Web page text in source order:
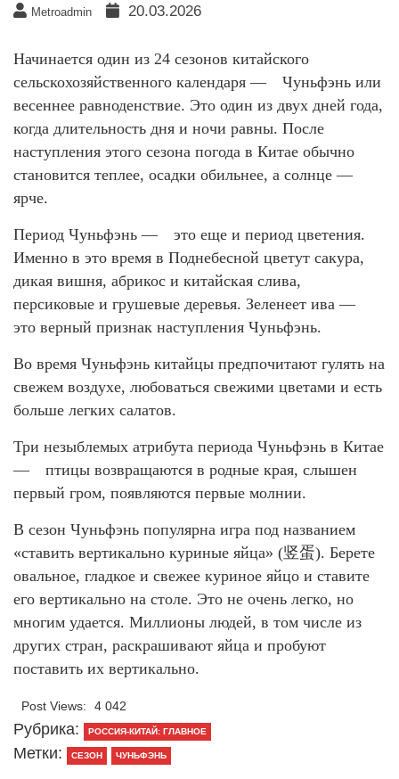
Metroadmin 20.03.2026
Начинается один из 24 сезонов китайского
сельскохозяйственного календаря — Чуньфэнь или
весеннее равноденствие. Это один из двух дней года,
когда длительность дня и ночи равны. После
наступления этого сезона погода в Китае обычно
становится теплее, осадки обильнее, а солнце —
ярче.
Период Чуньфэнь — это еще и период цветения.
Именно в это время в Поднебесной цветут сакура,
дикая вишня, абрикос и китайская слива,
персиковые и грушевые деревья. Зеленеет ива —
это верный признак наступления Чуньфэнь.
Во время Чуньфэнь китайцы предпочитают гулять на
свежем воздухе, любоваться свежими цветами и есть
больше легких салатов.
Три незыблемых атрибута периода Чуньфэнь в Китае
— птицы возвращаются в родные края, слышен
первый гром, появляются первые молнии.
В сезон Чуньфэнь популярна игра под названием
«ставить вертикально куриные яйца» (竖蛋). Берете
овальное, гладкое и свежее куриное яйцо и ставите
его вертикально на столе. Это не очень легко, но
многим удается. Миллионы людей, в том числе из
других стран, раскрашивают яйца и пробуют
поставить их вертикально.
Post Views: 4 042
Рубрика: РОССИЯ-КИТАЙ: ГЛАВНОЕ
Метки: СЕЗОН ЧУНЬФЭНЬ